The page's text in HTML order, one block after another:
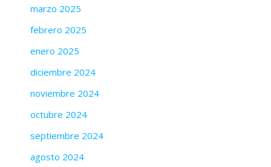
marzo 2025
febrero 2025
enero 2025
diciembre 2024
noviembre 2024
octubre 2024
septiembre 2024
agosto 2024